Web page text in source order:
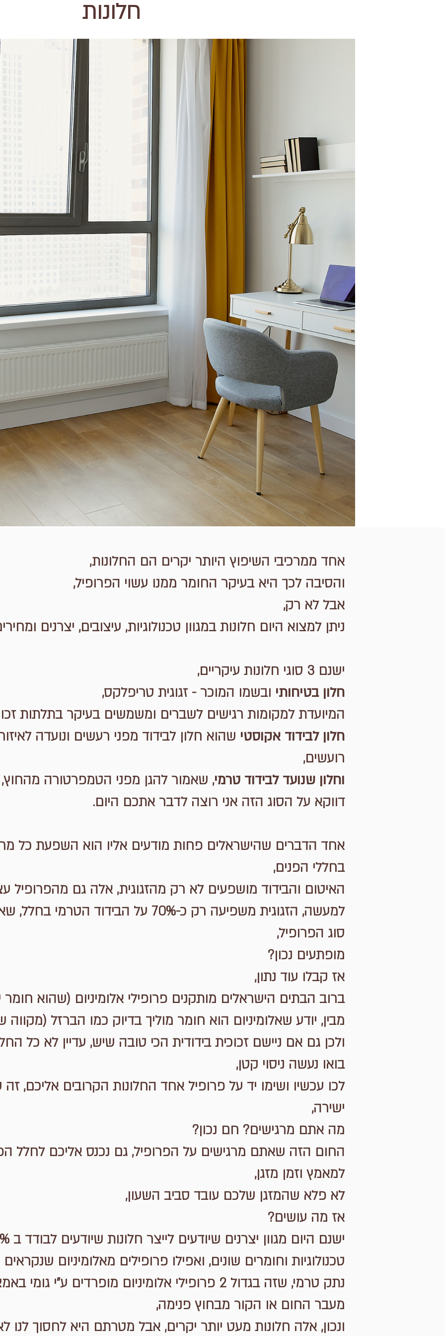
חלונות
אחד ממרכיבי השיפוץ היותר יקרים הם החלונות,
והסיבה לכך היא בעיקר החומר ממנו עשוי הפרופיל,
אבל לא רק,
ניתן למצוא היום חלונות במגוון טכנולוגיות, עיצובים, יצרנים
ישנם 3 סוגי חלונות עיקריים,
חלון בטיחותי ובשמו המוכר - זגוגית טריפלקס,
המיועדת למקומות רגישים לשברים ומשמשים בעיקר בתלתות
חלון לבידוד אקוסטי שהוא חלון לבידוד מפני רעשים ונועדה
רועשים,
וחלון שנועד לבידוד טרמי, שאמור להגן מפני הטמפרטורה מהחוץ,
דווקא על הסוג הזה אני רוצה לדבר אתכם היום.
אחד הדברים שהישראלים פחות מודעים אליו הוא השפעת כל
בחללי הפנים,
האיטום והבידוד מושפעים לא רק מהזגוגית, אלה גם מהפרופיל
סוג הפרופיל,
מופתעים נכון?
אז קבלו עוד נתון,
ברוב הבתים הישראלים מותקנים פרופילי אלומיניום (שהוא
מבין, יודע שאלומיניום הוא חומר מוליך בדיוק כמו הברזל
ולכן גם אם ניישם זכוכית בידודית הכי טובה שיש, עדיין לא כל
בואו נעשה ניסוי קטן,
לכו עכשיו ושימו יד על פרופיל אחד החלונות הקרובים אליכם,
ישירה,
מה אתם מרגישים? חם נכון?
החום הזה שאתם מרגישים על הפרופיל, גם נכנס אליכם לחלל
למאמץ וזמן מזגן,
לא פלא שהמזגן שלכם עובד סביב השעון,
אז מה עושים?
טכנולוגיות וחומרים שונים, ואפילו פרופילים מאלומיניום
נתק טרמי, שזה בגדול 2 פרופילי אלומיניום מופרדים ע"י
מעבר החום או הקור מבחוץ פנימה,
ונכון, אלה חלונות מעט יותר יקרים, אבל מטרתם היא לחסוך לנו